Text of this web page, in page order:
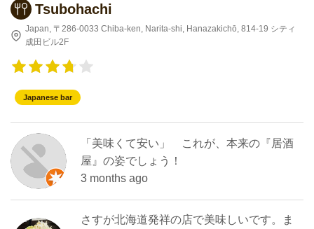
Tsubohachi
Japan, 〒286-0033 Chiba-ken, Narita-shi, Hanazakichō, 814-19 シティ
成田ビル2F
Japanese bar
「美味くて安い」 これが、本来の『居酒
屋』の姿でしょう！
3 months ago
さすが北海道発祥の店で美味しいです。ま